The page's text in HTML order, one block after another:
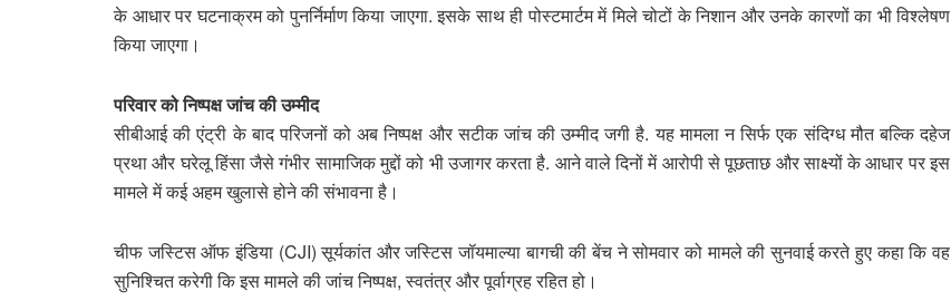
के आधार पर घटनाक्रम को पुनर्निर्माण किया जाएगा. इसके साथ ही पोस्टमार्टम में मिले चोटों के निशान और उनके कारणों का भी विश्लेषण
किया जाएगा।
परिवार को निष्पक्ष जांच की उम्मीद
सीबीआई की एंट्री के बाद परिजनों को अब निष्पक्ष और सटीक जांच की उम्मीद जगी है. यह मामला न सिर्फ एक संदिग्ध मौत बल्कि दहेज
प्रथा और घरेलू हिंसा जैसे गंभीर सामाजिक मुद्दों को भी उजागर करता है. आने वाले दिनों में आरोपी से पूछताछ और साक्ष्यों के आधार पर इस
मामले में कई अहम खुलासे होने की संभावना है।
चीफ जस्टिस ऑफ इंडिया (CJI) सूर्यकांत और जस्टिस जॉयमाल्या बागची की बेंच ने सोमवार को मामले की सुनवाई करते हुए कहा कि वह
सुनिश्चित करेगी कि इस मामले की जांच निष्पक्ष, स्वतंत्र और पूर्वाग्रह रहित हो।